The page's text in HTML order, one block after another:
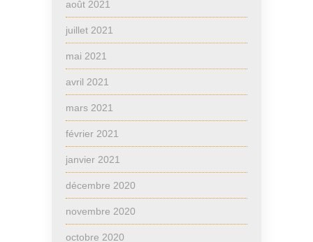
août 2021
juillet 2021
mai 2021
avril 2021
mars 2021
février 2021
janvier 2021
décembre 2020
novembre 2020
octobre 2020